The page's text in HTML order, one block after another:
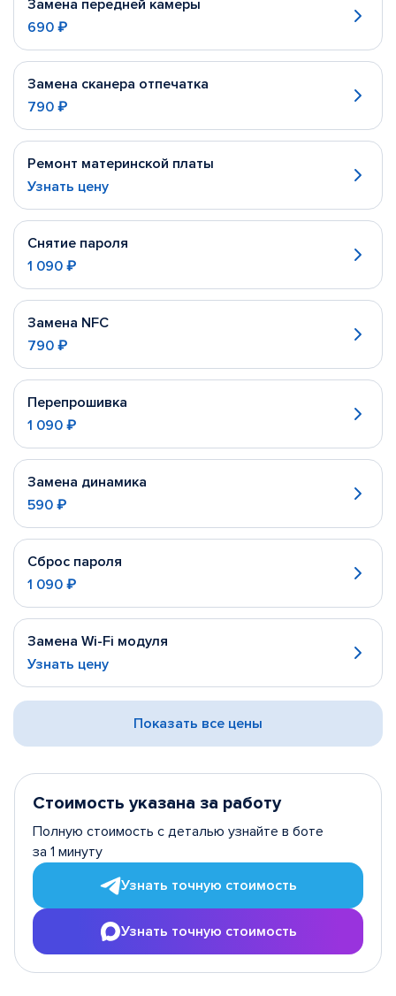
Замена передней камеры
690 ₽
Замена сканера отпечатка
790 ₽
Ремонт материнской платы
Узнать цену
Снятие пароля
1 090 ₽
Замена NFC
790 ₽
Перепрошивка
1 090 ₽
Замена динамика
590 ₽
Сброс пароля
1 090 ₽
Замена Wi-Fi модуля
Узнать цену
Показать все цены
Стоимость указана за работу
Полную стоимость с деталью узнайте в боте
за 1 минуту
Узнать точную стоимость
Узнать точную стоимость